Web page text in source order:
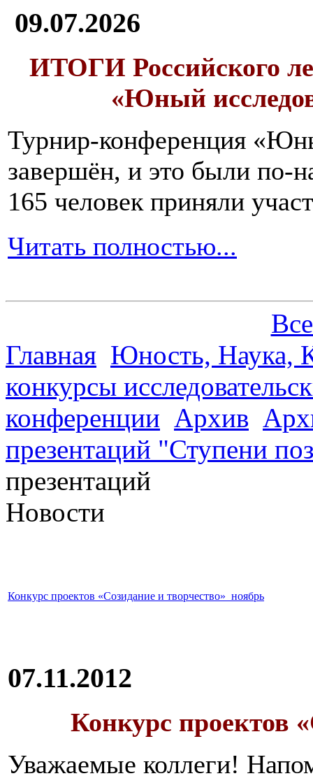
09.07.2026
ИТОГИ Российского
«Юный
Турнир-конференция
завершён, и это были по-
165 человек приняли
Читать полностью...
Главная Юность, Наука,
конкурсы
конференции Архив
презентаций "Ступени
презентаций
Новости
Конкурс проектов «Созидание и творчество»_ноябрь
07.11.2012
Конкурс проектов
Уважаемые коллеги!